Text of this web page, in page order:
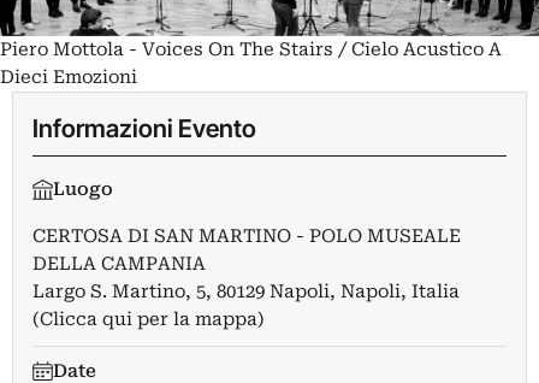
Piero Mottola - Voices On The Stairs / Cielo Acustico A
Dieci Emozioni
Informazioni Evento
Luogo
CERTOSA DI SAN MARTINO - POLO MUSEALE
DELLA CAMPANIA
Largo S. Martino, 5, 80129 Napoli, Napoli, Italia
(Clicca qui per la mappa)
Date